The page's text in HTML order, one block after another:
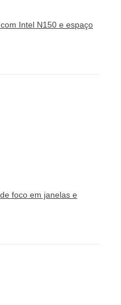
Intel N150 e espaço
foco em janelas e